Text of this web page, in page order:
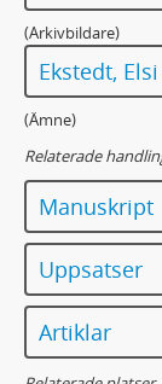
(Arkivbildare)
Ekstedt, Elsi
(Ämne)
Relaterade
Manuskript
Uppsatser
Artiklar